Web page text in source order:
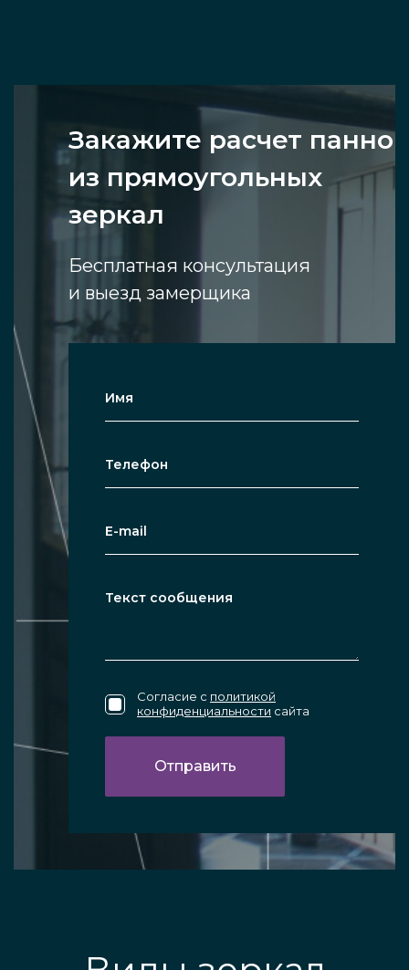
Закажите расчет панно
из прямоугольных
зеркал
Бесплатная консультация
и выезд замерщика
Согласие с политикой
конфиденциальности сайта